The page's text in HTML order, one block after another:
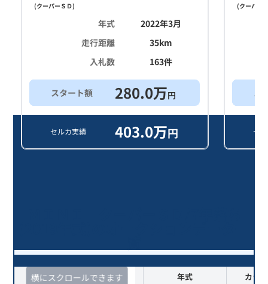
(クーパーＳＤ)
年式
2022年3月
走行距離
35km
入札数
163件
スタート額 280.0万円
セルカ実績 403.0万円
(クーパー
セ
横にスクロールできます
査定時期 セルカ実績 年式 カラー